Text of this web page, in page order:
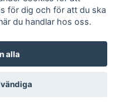
för dig och för att du ska
du handlar hos oss.
alla